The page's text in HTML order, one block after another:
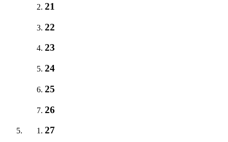
21
22
23
24
25
26
27